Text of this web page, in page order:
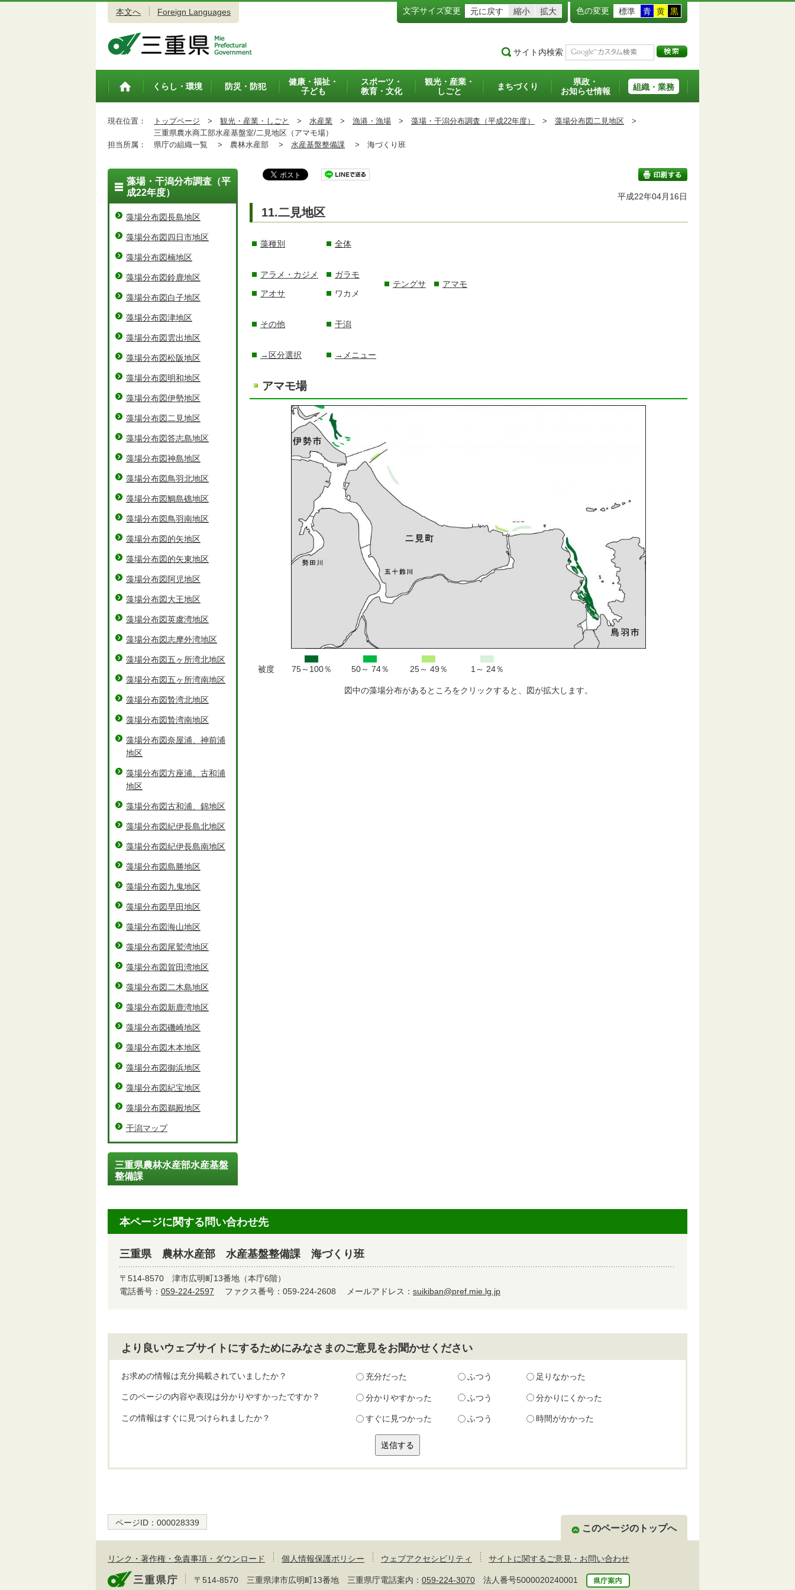
本文へ Foreign Languages 文字サイズ変更 元に戻す 縮小 拡大 色の変更 標準 青 黄 黒
サイト内検索
トップペ
くらし・環境 防災・防犯
健康・福祉・
子ども
スポーツ・
教育・文化
観光・産業・
しごと
まちづくり
県政・
お知らせ情報
組織・業務
現在位置： トップページ > 観光・産業・しごと > 水産業 > 漁港・漁場 > 藻場・干潟分布調査（平成22年度） > 藻場分布図二見地区 >
三重県農水商工部水産基盤室/二見地区（アマモ場）
担当所属：
県庁の組織一覧 > 農林水産部 > 水産基盤整備課 > 海づくり班
印刷する
平成22年04月16日
11.二見地区
藻種別 全体
アラメ・カジメ
アオサ
ガラモ
ワカメ
テングサ アマモ
その他 干潟
→区分選択 →メニュー
アマモ場
被度 75～100％ 50～ 74％ 25～ 49％ 1～ 24％
図中の藻場分布があるところをクリックすると、図が拡大します。
藻場・干潟分布調査（平
成22年度）
藻場分布図長島地区
藻場分布図四日市地区
藻場分布図楠地区
藻場分布図鈴鹿地区
藻場分布図白子地区
藻場分布図津地区
藻場分布図雲出地区
藻場分布図松阪地区
藻場分布図明和地区
藻場分布図伊勢地区
藻場分布図二見地区
藻場分布図答志島地区
藻場分布図神島地区
藻場分布図鳥羽北地区
藻場分布図鯛島礁地区
藻場分布図鳥羽南地区
藻場分布図的矢地区
藻場分布図的矢東地区
藻場分布図阿児地区
藻場分布図大王地区
藻場分布図英虞湾地区
藻場分布図志摩外湾地区
藻場分布図五ヶ所湾北地区
藻場分布図五ヶ所湾南地区
藻場分布図贄湾北地区
藻場分布図贄湾南地区
藻場分布図奈屋浦、神前浦
地区
藻場分布図方座浦、古和浦
地区
藻場分布図古和浦、錦地区
藻場分布図紀伊長島北地区
藻場分布図紀伊長島南地区
藻場分布図島勝地区
藻場分布図九鬼地区
藻場分布図早田地区
藻場分布図海山地区
藻場分布図尾鷲湾地区
藻場分布図賀田湾地区
藻場分布図二木島地区
藻場分布図新鹿湾地区
藻場分布図磯崎地区
藻場分布図木本地区
藻場分布図御浜地区
藻場分布図紀宝地区
藻場分布図鵜殿地区
干潟マップ
三重県農林水産部水産基盤
整備課
本ページに関する問い合わせ先
三重県 農林水産部 水産基盤整備課 海づくり班
〒514-8570 津市広明町13番地（本庁6階）
電話番号： 059-224-2597 ファクス番号：059-224-2608 メールアドレス： suikiban@pref.mie.lg.jp
より良いウェブサイトにするためにみなさまのご意見をお聞かせください
お求めの情報は充分掲載されていましたか？ 充分だった ふつう 足りなかった
このページの内容や表現は分かりやすかったですか？ 分かりやすかった ふつう 分かりにくかった
この情報はすぐに見つけられましたか？ すぐに見つかった ふつう 時間がかかった
ページID： 000028339
このページのトップへ
リンク・著作権・免責事項・ダウンロード 個人情報保護ポリシー ウェブアクセシビリティ サイトに関するご意見・お問い合わせ
〒514-8570 三重県津市広明町13番地 三重県庁電話案内： 059-224-3070 法人番号5000020240001